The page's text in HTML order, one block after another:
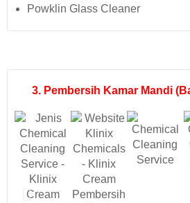
Powklin Glass Cleaner
3. Pembersih Kamar Mandi